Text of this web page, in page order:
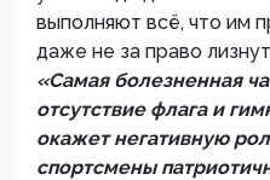
выполняют всё, что им
даже не за право
«Самая болезненная
отсутствие флага и
окажет негативную
спортсмены